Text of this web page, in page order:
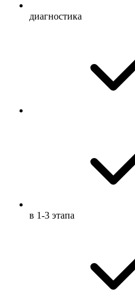
диагностика
в 1-3 этапа